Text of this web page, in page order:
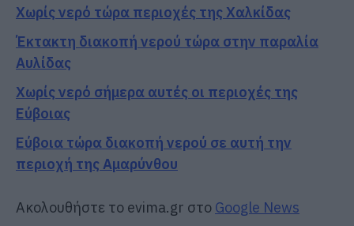
Χωρίς νερό τώρα περιοχές της Χαλκίδας
Έκτακτη διακοπή νερού τώρα στην παραλία
Αυλίδας
Χωρίς νερό σήμερα αυτές οι περιοχές της
Εύβοιας
Εύβοια τώρα διακοπή νερού σε αυτή την
περιοχή της Αμαρύνθου
Ακολουθήστε το evima.gr στο Google News